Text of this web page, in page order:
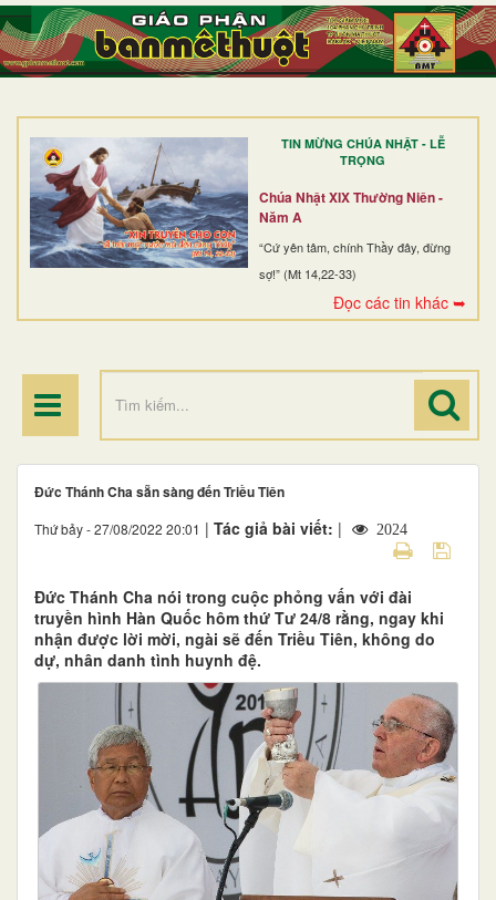
TIN MỪNG CHÚA NHẬT - LỄ
TRỌNG
Chúa Nhật XIX Thường Niên -
Năm A
“Cứ yên tâm, chính Thầy đây, đừng
sợ!” (Mt 14,22-33)
Đọc các tin khác ➥
TRANG NHẤT
GIỚI THIỆU
DÒNG TU
BAN MỤC VỤ
ĐOÀN THỂ CG
ĐIỂM HÀNH HƯƠNG
Đức Thánh Cha sẵn sàng đến Triều Tiên
Thứ bảy - 27/08/2022 20:01 | Tác giả bài viết: | 2024
Đức Thánh Cha nói trong cuộc phỏng vấn với đài
truyền hình Hàn Quốc hôm thứ Tư 24/8 rằng, ngay khi
nhận được lời mời, ngài sẽ đến Triều Tiên, không do
dự, nhân danh tình huynh đệ.